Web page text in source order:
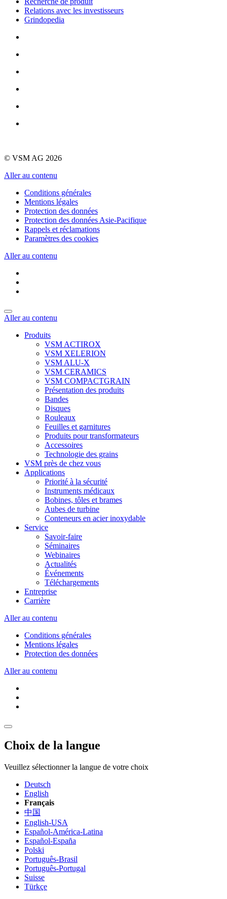
Relations avec les investisseurs
Grindopedia
© VSM AG 2026
Aller au contenu
Conditions générales
Mentions légales
Protection des données
Protection des données Asie-Pacifique
Rappels et réclamations
Paramètres des cookies
Aller au contenu
Aller au contenu
Produits
VSM ACTIROX
VSM XELERION
VSM ALU-X
VSM CERAMICS
VSM COMPACTGRAIN
Présentation des produits
Bandes
Disques
Rouleaux
Feuilles et garnitures
Produits pour transformateurs
Accessoires
Technologie des grains
VSM près de chez vous
Applications
Priorité à la sécurité
Instruments médicaux
Bobines, tôles et brames
Aubes de turbine
Conteneurs en acier inoxydable
Service
Savoir-faire
Séminaires
Webinaires
Actualités
Événements
Téléchargements
Entreprise
Carrière
Aller au contenu
Conditions générales
Mentions légales
Protection des données
Aller au contenu
Choix de la langue
Veuillez sélectionner la langue de votre choix
Deutsch
English
Français
中国
English-USA
Español-América-Latina
Español-España
Polski
Português-Brasil
Português-Portugal
Suisse
Türkçe